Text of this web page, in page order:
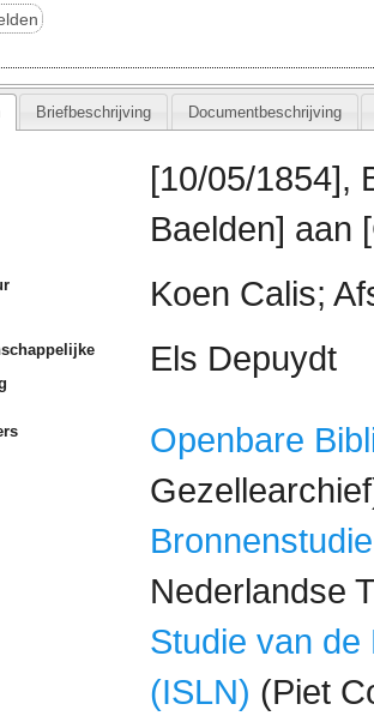
Briefbeschrijving Documentbeschrijving
[10/05/1854],
Baelden] aan
Koen Calis;
Els Depuydt
Openbare
Bronnenstudie
Nederlandse
Studie van de
(ISLN) (Piet